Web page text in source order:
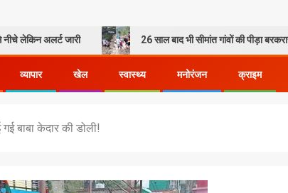
26 साल बाद भी सीमांत गांवों की पीड़ा बरकरार: चमोली में
व्यापार खेल स्वास्थ्य मनोरंजन क्राइम
बाबा केदार की डोली!